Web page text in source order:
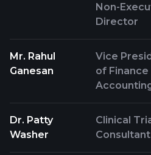
Non-
Director
Mr. Rahul
Ganesan
Vice
of Finance
Dr. Patty
Washer
Clinical
Consultant